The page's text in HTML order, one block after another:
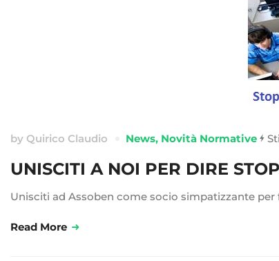
by Quirico Claudio News, Novità Normative
UNISCITI A NOI PER DIRE
Unisciti ad Assoben come socio simpatizzante
Read More